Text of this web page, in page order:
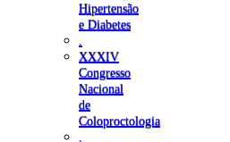
Hipertensão
e Diabetes
XXXIV
Congresso
Nacional
de
Coloproctologia